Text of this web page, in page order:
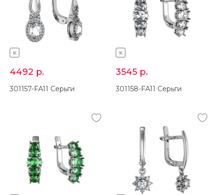
K
4492 р.
301157-FA11 Серьги
K
3545 р.
301158-FA11 Серьги